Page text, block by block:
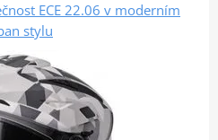
ECE 22.06 v moderním
stylu